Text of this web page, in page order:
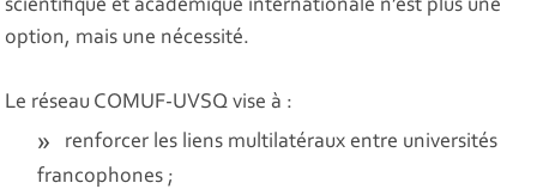
scientifique et académique internationale n’est plus une
option, mais une nécessité.
Le réseau COMUF-UVSQ vise à :
renforcer les liens multilatéraux entre universités
francophones ;